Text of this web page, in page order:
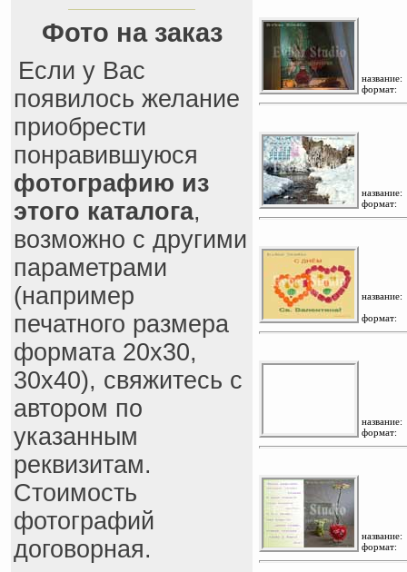
Фото на заказ
Если у Вас
появилось желание
приобрести
понравившуюся
фотографию из
этого каталога,
возможно с другими
параметрами
(например
печатного размера
формата 20x30,
30x40), свяжитесь с
автором по
указанным
реквизитам.
Стоимость
фотографий
договорная.
название:
формат:
название:
формат:
название:
формат:
название:
формат:
название:
формат: